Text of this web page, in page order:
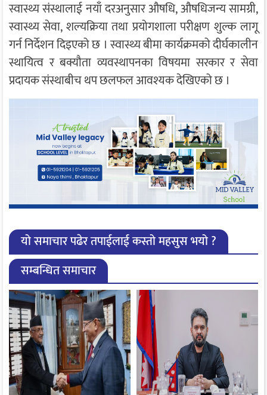
स्वास्थ्य संस्थालाई नयाँ दरअनुसार औषधि, औषधिजन्य सामग्री,
स्वास्थ्य सेवा, शल्यक्रिया तथा प्रयोगशाला परीक्षण शुल्क लागू
गर्न निर्देशन दिइएको छ । स्वास्थ्य बीमा कार्यक्रमको दीर्घकालीन
स्थायित्व र बक्यौता व्यवस्थापनका विषयमा सरकार र सेवा
प्रदायक संस्थाबीच थप छलफल आवश्यक देखिएको छ ।
यो समाचार पढेर तपाईलाई कस्तो महसुस भयो ?
सम्बन्धित समाचार